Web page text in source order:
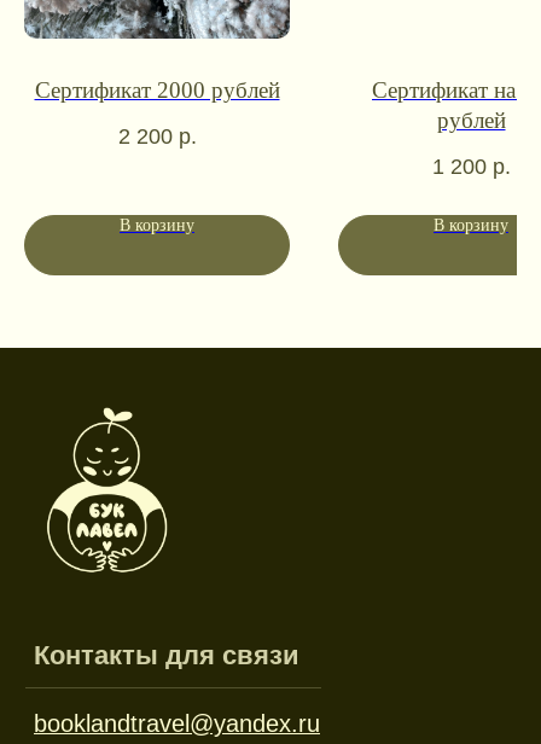
Сертификат 2000 рублей
2 200 р.
В корзину
Сертификат на
рублей
1 200 р.
В корзину
Каталог
Новинки
Закладки
Открытки
Стенды
Наборы
Дневники и трекеры
Отрывные блоки
Гирлянды
Telegram